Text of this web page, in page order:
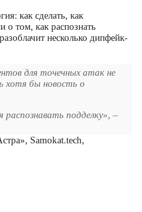
как сделать, как
о том, как распознать
несколько дипфейк-
для точечных атак не
хотя бы новость о
подделку», –
Samokat.tech,